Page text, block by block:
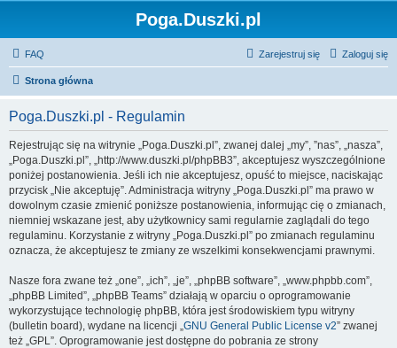
Poga.Duszki.pl
FAQ Zaloguj się
Zarejestruj się
Strona główna
Poga.Duszki.pl - Regulamin
Rejestrując się na witrynie „Poga.Duszki.pl”, zwanej dalej „my”, ”nas”, „nasza”,
„Poga.Duszki.pl”, „http://www.duszki.pl/phpBB3”, akceptujesz wyszczególnione
poniżej postanowienia. Jeśli ich nie akceptujesz, opuść to miejsce, naciskając
przycisk „Nie akceptuję”. Administracja witryny „Poga.Duszki.pl” ma prawo w
dowolnym czasie zmienić poniższe postanowienia, informując cię o zmianach,
niemniej wskazane jest, aby użytkownicy sami regularnie zaglądali do tego
regulaminu. Korzystanie z witryny „Poga.Duszki.pl” po zmianach regulaminu
oznacza, że akceptujesz te zmiany ze wszelkimi konsekwencjami prawnymi.
Nasze fora zwane też „one”, „ich”, „je”, „phpBB software”, „www.phpbb.com”,
„phpBB Limited”, „phpBB Teams” działają w oparciu o oprogramowanie
wykorzystujące technologię phpBB, która jest środowiskiem typu witryny
(bulletin board), wydane na licencji „GNU General Public License v2” zwanej
też „GPL”. Oprogramowanie jest dostępne do pobrania ze strony